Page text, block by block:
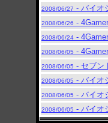
2008/06/27 - バイオ
2008/06/26 -
2008/06/24 -
2008/06/05 -
2008/06/05 - セブン
2008/06/05 - バイオ
2008/06/05 - バイオ
2008/06/05 - バイオ